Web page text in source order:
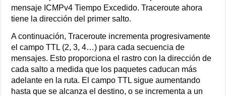
mensaje ICMPv4 Tiempo Excedido. Traceroute ahora
tiene la dirección del primer salto.
A continuación, Traceroute incrementa progresivamente
el campo TTL (2, 3, 4…) para cada secuencia de
mensajes. Esto proporciona el rastro con la dirección de
cada salto a medida que los paquetes caducan más
adelante en la ruta. El campo TTL sigue aumentando
hasta que se alcanza el destino, o se incrementa a un